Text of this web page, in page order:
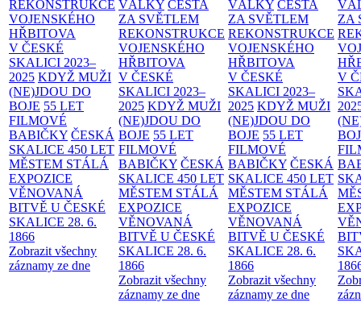
REKONSTRUKCE
VOJENSKÉHO
HŘBITOVA
V ČESKÉ
SKALICI 2023–
2025 KDYŽ MUŽI
(NE)JDOU DO
BOJE 55 LET
FILMOVÉ
BABIČKY ČESKÁ
SKALICE 450 LET
MĚSTEM STÁLÁ
EXPOZICE
VĚNOVANÁ
BITVĚ U ČESKÉ
SKALICE 28. 6.
1866
Zobrazit všechny
záznamy ze dne
VÁLKY CESTA
ZA SVĚTLEM
REKONSTRUKCE
VOJENSKÉHO
HŘBITOVA
V ČESKÉ
SKALICI 2023–
2025 KDYŽ MUŽI
(NE)JDOU DO
BOJE 55 LET
FILMOVÉ
BABIČKY ČESKÁ
SKALICE 450 LET
MĚSTEM STÁLÁ
EXPOZICE
VĚNOVANÁ
BITVĚ U ČESKÉ
SKALICE 28. 6.
1866
Zobrazit všechny
záznamy ze dne
VÁLKY CESTA
ZA SVĚTLEM
REKONSTRUKCE
VOJENSKÉHO
HŘBITOVA
V ČESKÉ
SKALICI 2023–
2025 KDYŽ MUŽI
(NE)JDOU DO
BOJE 55 LET
FILMOVÉ
BABIČKY ČESKÁ
SKALICE 450 LET
MĚSTEM STÁLÁ
EXPOZICE
VĚNOVANÁ
BITVĚ U ČESKÉ
SKALICE 28. 6.
1866
Zobrazit všechny
záznamy ze dne
ZA
V